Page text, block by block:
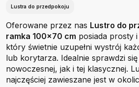
Lustra do przedpokoju
Oferowane przez nas Lustro do
ramka 100x70 cm posiada prosty
który świetnie uzupełni wystrój
lub korytarza. Idealnie sprawdzi
nowoczesnej, jak i tej klasycznej.
najczęściej zawieszane jest w